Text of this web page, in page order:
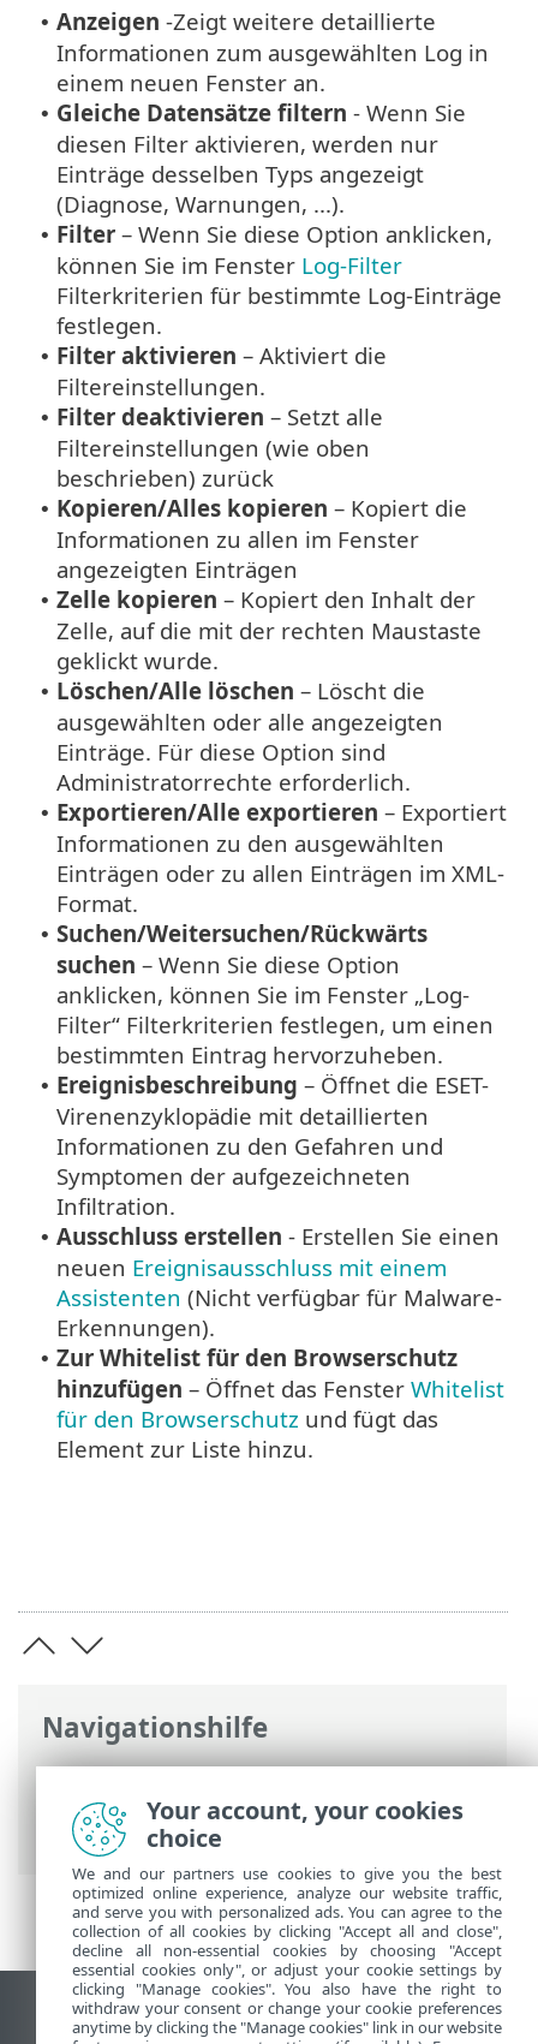
Navigationshilfe
ESET Online-Hilfe>ESET Smart Security
Premium
>Arbeiten mit ESET Smart
Security Premium
> Log-Dateien
• Anzeigen -Zeigt weitere detaillierte
Informationen zum ausgewählten Log in
einem neuen Fenster an.
• Gleiche Datensätze filtern - Wenn Sie
diesen Filter aktivieren, werden nur
Einträge desselben Typs angezeigt
(Diagnose, Warnungen, ...).
• Filter – Wenn Sie diese Option anklicken,
können Sie im Fenster Log-Filter
Filterkriterien für bestimmte Log-Einträge
festlegen.
• Filter aktivieren – Aktiviert die
Filtereinstellungen.
• Filter deaktivieren – Setzt alle
Filtereinstellungen (wie oben
beschrieben) zurück
• Kopieren/Alles kopieren – Kopiert die
Informationen zu allen im Fenster
angezeigten Einträgen
• Zelle kopieren – Kopiert den Inhalt der
Zelle, auf die mit der rechten Maustaste
geklickt wurde.
• Löschen/Alle löschen – Löscht die
ausgewählten oder alle angezeigten
Einträge. Für diese Option sind
Administratorrechte erforderlich.
• Exportieren/Alle exportieren – Exportiert
Informationen zu den ausgewählten
Einträgen oder zu allen Einträgen im XML-
Format.
• Suchen/Weitersuchen/Rückwärts
suchen – Wenn Sie diese Option
anklicken, können Sie im Fenster „Log-
Filter“ Filterkriterien festlegen, um einen
bestimmten Eintrag hervorzuheben.
• Ereignisbeschreibung – Öffnet die ESET-
Virenenzyklopädie mit detaillierten
Informationen zu den Gefahren und
Symptomen der aufgezeichneten
Infiltration.
• Ausschluss erstellen - Erstellen Sie einen
neuen Ereignisausschluss mit einem
Assistenten (Nicht verfügbar für Malware-
Erkennungen).
• Zur Whitelist für den Browserschutz
hinzufügen – Öffnet das Fenster Whitelist
für den Browserschutz und fügt das
Element zur Liste hinzu.
Desktop-Site anzeigen
Your account, your cookies
choice
We and our partners use cookies to give you the best
optimized online experience, analyze our website traffic,
and serve you with personalized ads. You can agree to the
collection of all cookies by clicking "Accept all and close",
decline all non-essential cookies by choosing "Accept
essential cookies only", or adjust your cookie settings by
clicking "Manage cookies". You also have the right to
withdraw your consent or change your cookie preferences
anytime by clicking the "Manage cookies" link in our website